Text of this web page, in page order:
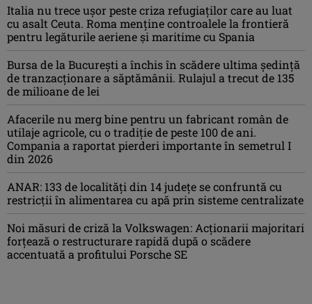
Italia nu trece ușor peste criza refugiaților care au luat
cu asalt Ceuta. Roma menține controalele la frontieră
pentru legăturile aeriene și maritime cu Spania
Bursa de la București a închis în scădere ultima ședință
de tranzacționare a săptămânii. Rulajul a trecut de 135
de milioane de lei
Afacerile nu merg bine pentru un fabricant român de
utilaje agricole, cu o tradiție de peste 100 de ani.
Compania a raportat pierderi importante în semetrul I
din 2026
ANAR: 133 de localități din 14 județe se confruntă cu
restricții în alimentarea cu apă prin sisteme centralizate
Noi măsuri de criză la Volkswagen: Acționarii majoritari
forțează o restructurare rapidă după o scădere
accentuată a profitului Porsche SE